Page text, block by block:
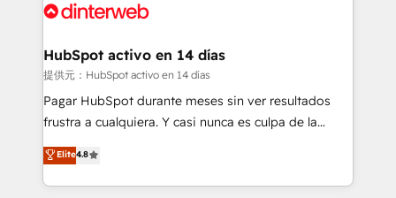
Onboarding Accredited 🔐 ISO27001 & ISO9001
and Customer First Awards, 4.9/5 rating in HubSpot
helps the following industries: logistics & 3PL, home
improvement & construction, branding and
commercialization, real estate, health, education,
SaaS, Software Dev & IT and consulting, make the
the United States, EU, UAE, Mexico and Latin
America. From casual user to super fan: make
HubSpot activo en 14 días
提供元：HubSpot activo en 14 días
Pagar HubSpot durante meses sin ver resultados
frustra a cualquiera. Y casi nunca es culpa de la
herramienta: es del enfoque con el que se
implementó. Trabajamos con un catálogo de +80
casos de uso: cada uno resuelve un problema
Elite4.8